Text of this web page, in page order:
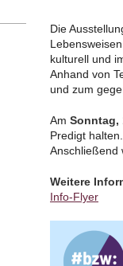
Die
kulturell und
Anhand von
und zum
Am Sonntag,
Predigt halten.
Anschließend
Weitere
Info-Flyer